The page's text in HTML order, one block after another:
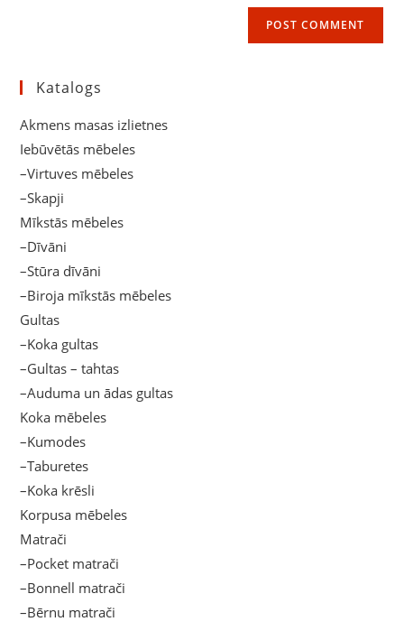
Katalogs
Akmens masas izlietnes
Iebūvētās mēbeles
–Virtuves mēbeles
–Skapji
Mīkstās mēbeles
–Dīvāni
–Stūra dīvāni
–Biroja mīkstās mēbeles
Gultas
–Koka gultas
–Gultas – tahtas
–Auduma un ādas gultas
Koka mēbeles
–Kumodes
–Taburetes
–Koka krēsli
Korpusa mēbeles
Matrači
–Pocket matrači
–Bonnell matrači
–Bērnu matrači